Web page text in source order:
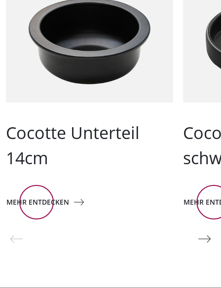
Cocotte Unterteil
14cm
MEHR ENTDECKEN MEHR